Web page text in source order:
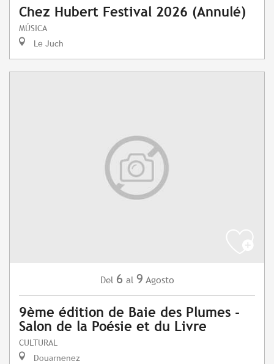
Chez Hubert Festival 2026 (Annulé)
MÚSICA
Le Juch
Del 6 al 9 Agosto
9ème édition de Baie des Plumes -
Salon de la Poésie et du Livre
CULTURAL
Douarnenez